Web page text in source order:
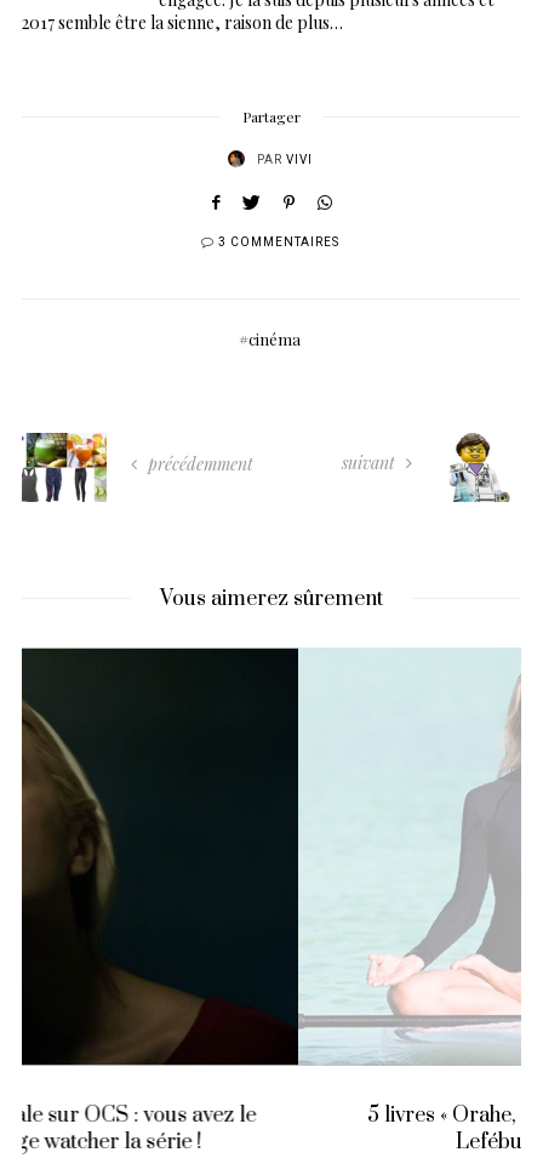
2017 semble être la sienne, raison de plus…
Partager
PAR VIVI
3 COMMENTAIRES
cinéma
précédemment suivant
Vous aimerez sûrement
5 livres « Orahe, La méthode » d’Estelle
Lefébure à gagner !